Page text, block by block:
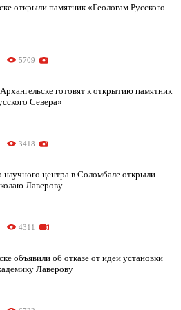
открыли памятник «Геологам Русского
5709
готовят к открытию памятник
Севера»
3418
научного центра в Соломбале открыли
Лаверову
4311
объявили об отказе от идеи установки
Лаверову